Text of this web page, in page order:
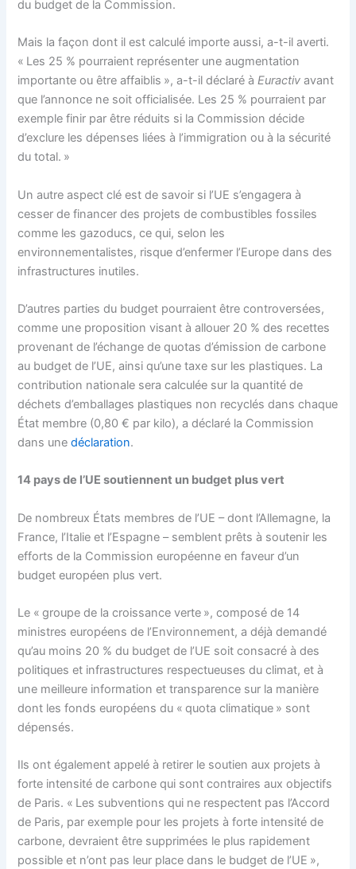
du budget de la Commission.
Mais la façon dont il est calculé importe aussi, a-t-il averti.
« Les 25 % pourraient représenter une augmentation
importante ou être affaiblis », a-t-il déclaré àEuractiv avant
que l’annonce ne soit officialisée. Les 25 % pourraient par
exemple finir par être réduits si la Commission décide
d’exclure les dépenses liées à l’immigration ou à la sécurité
du total. »
Un autre aspect clé est de savoir si l’UE s’engagera à
cesser de financer des projets de combustibles fossiles
comme les gazoducs, ce qui, selon les
environnementalistes, risque d’enfermer l’Europe dans des
infrastructures inutiles.
D’autres parties du budget pourraient être controversées,
comme une proposition visant à allouer 20 % des recettes
provenant de l’échange de quotas d’émission de carbone
au budget de l’UE, ainsi qu’une taxe sur les plastiques. La
contribution nationale sera calculée sur la quantité de
déchets d’emballages plastiques non recyclés dans chaque
État membre (0,80 € par kilo), a déclaré la Commission
dans unedéclaration.
14 pays de l’UE soutiennent un budget plus vert
De nombreux États membres de l’UE – dont l’Allemagne, la
France, l’Italie et l’Espagne – semblent prêts à soutenir les
efforts de la Commission européenne en faveur d’un
budget européen plus vert.
Le « groupe de la croissance verte », composé de 14
ministres européens de l’Environnement, a déjà demandé
qu’au moins 20 % du budget de l’UE soit consacré à des
politiques et infrastructures respectueuses du climat, et à
une meilleure information et transparence sur la manière
dont les fonds européens du « quota climatique » sont
dépensés.
Ils ont également appelé à retirer le soutien aux projets à
forte intensité de carbone qui sont contraires aux objectifs
de Paris. « Les subventions qui ne respectent pas l’Accord
de Paris, par exemple pour les projets à forte intensité de
carbone, devraient être supprimées le plus rapidement
possible et n’ont pas leur place dans le budget de l’UE »,